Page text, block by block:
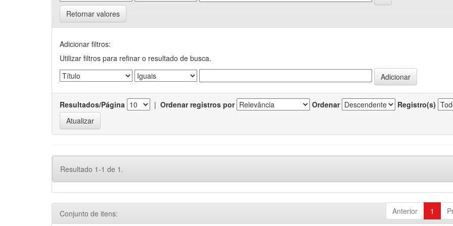
Retornar valores
Adicionar filtros:
Utilizar filtros para refinar o resultado de busca.
Resultados/Página | Ordenar registros por Ordenar Registro(s)
Resultado 1-1 de 1.
Anterior 1
Conjunto de itens: